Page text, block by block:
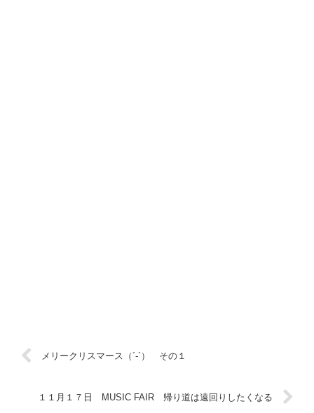
メリークリスマース（´-`） その１
１１月１７日 MUSIC FAIR 帰り道は遠回りしたくなる